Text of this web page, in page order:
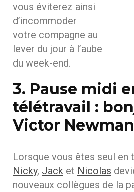
vous éviterez ainsi
d’incommoder
votre compagne au
lever du jour à l’aube
du week-end.
3. Pause midi
télétravail :
Victor
Lorsque vous êtes seul en
Nicky, Jack et Nicolas
nouveaux collègues de la